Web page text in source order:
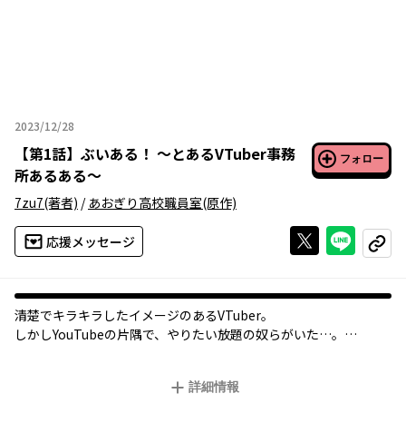
2023/12/28
2023年12月28日
【第1話】 ぶいある！ ～とあるVTuber事務
所あるある～
フォロー
7zu7(著者) / あおぎり高校職員室(原作)
応援メッセージ Xで投稿する
ライン
コピー
清楚でキラキラしたイメージのあるVTuber。
しかしYouTubeの片隅で、やりたい放題の奴らがいた…。
詳細情報